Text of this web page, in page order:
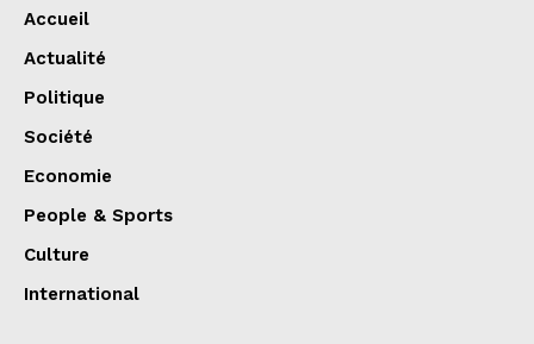
Accueil
Actualité
Politique
Société
Economie
People & Sports
Culture
International